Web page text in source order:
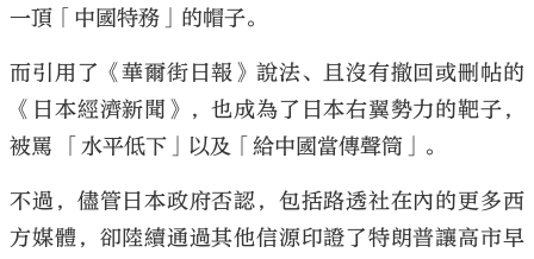
一頂「中國特務」的帽子。
而引用了《華爾街日報》說法、且沒有撤回或刪帖的
《日本經濟新聞》，也成為了日本右翼勢力的靶子，
被罵 「水平低下」以及「給中國當傳聲筒」。
不過，儘管日本政府否認，包括路透社在內的更多西
方媒體，卻陸續通過其他信源印證了特朗普讓高市早